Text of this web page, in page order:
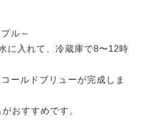
ル～
に入れて、冷蔵庫で8〜12時
ールドブリューが完成しま
おすすめです。